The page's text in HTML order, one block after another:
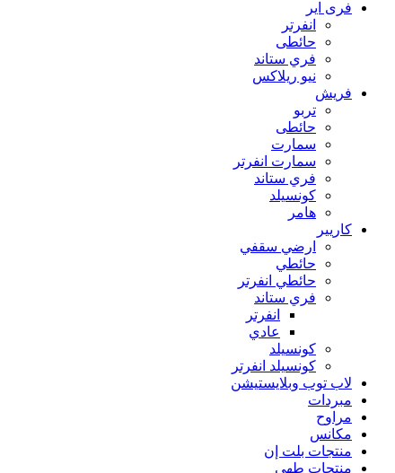
فرى اير
انفرتر
حائطى
فري ستاند
نيو ريلاكس
فريش
تربو
حائطى
سمارت
سمارت انفرتر
فري ستاند
كونسيلد
هامر
كاريير
ارضي سقفي
حائطي
حائطي انفرتر
فري ستاند
انفرتر
عادي
كونسيلد
كونسيلد انفرتر
لاب توب وبلايستيشن
مبردات
مراوح
مكانس
منتجات بلت إن
منتجات طهي